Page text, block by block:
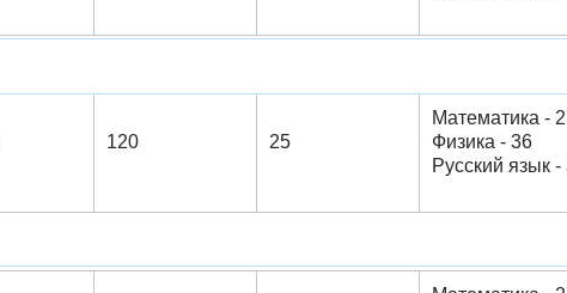
120 25
Математика -
Физика - 36
Русский язык -